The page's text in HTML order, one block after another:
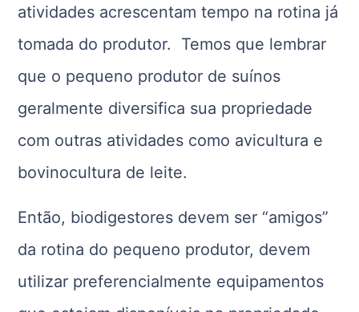
atividades acrescentam tempo na rotina já
tomada do produtor. Temos que lembrar
que o pequeno produtor de suínos
geralmente diversifica sua propriedade
com outras atividades como avicultura e
bovinocultura de leite.
Então, biodigestores devem ser “amigos”
da rotina do pequeno produtor, devem
utilizar preferencialmente equipamentos